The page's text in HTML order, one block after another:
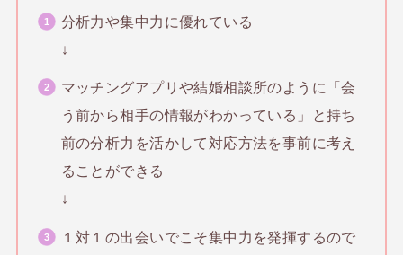
分析力や集中力に優れている
↓
マッチングアプリや結婚相談所のように「会
う前から相手の情報がわかっている」と持ち
前の分析力を活かして対応方法を事前に考え
ることができる
↓
１対１の出会いでこそ集中力を発揮するので